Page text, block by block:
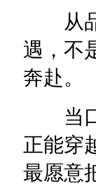
从品
遇，不
奔赴。
当口
正能穿
最愿意